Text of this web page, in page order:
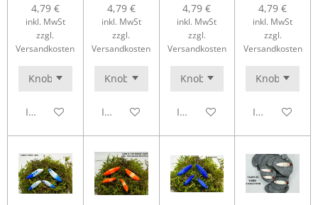
4,79 €
inkl. MwSt
zzgl.
Versandkosten
In den Warenkorb
4,79 €
inkl. MwSt
zzgl.
Versandkosten
In den Warenkorb
4,79 €
inkl. MwSt
zzgl.
Versandkosten
In den Warenkorb
4,79 €
inkl. MwSt
zzgl.
Versandkosten
In den